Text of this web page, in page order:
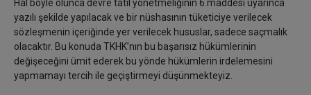
Hal böyle olunca devre tatil yönetmeliğinin 6.maddesi uyarınca
yazılı şekilde yapılacak ve bir nüshasının tüketiciye verilecek
sözleşmenin içeriğinde yer verilecek hususlar, sadece saçmalık
olacaktır. Bu konuda TKHK’nın bu başarısız hükümlerinin
değişeceğini ümit ederek bu yönde hükümlerin irdelemesini
yapmamayı tercih ile geçiştirmeyi düşünmekteyiz.